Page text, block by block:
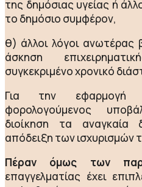
της δημόσιας υγείας ή
το δημόσιο συμφέρον,
θ) άλλοι λόγοι ανωτέρας
άσκηση
συγκεκριμένο χρονικό
Για την
φορολογούμενος
διοίκηση τα αναγκαία
απόδειξη των ισχυρισμών
Πέραν όμως των
επαγγελματίας έχει